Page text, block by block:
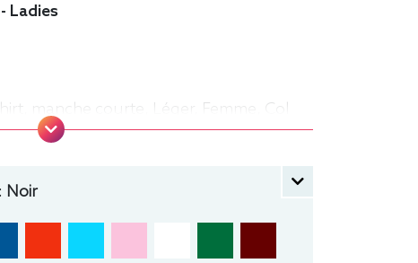
Ladies
manche courte, Léger, Femme, Col
Noir